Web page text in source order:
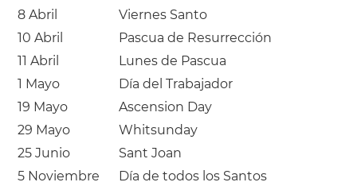
8 Abril
Viernes Santo
10 Abril
Pascua de Resurrección
11 Abril
Lunes de Pascua
1 Mayo
Día del Trabajador
19 Mayo
Ascension Day
29 Mayo
Whitsunday
25 Junio
Sant Joan
5 Noviembre
Día de todos los Santos